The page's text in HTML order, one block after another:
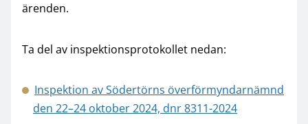
ärenden.
Ta del av inspektionsprotokollet nedan:
Inspektion av Södertörns överförmyndarnämnd
den 22–24 oktober 2024, dnr 8311-2024